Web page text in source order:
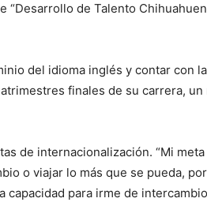
“Desarrollo de Talento
del idioma inglés y contar con
finales de su carrera,
de internacionalización. “Mi
o viajar lo más que se pueda,
para irme de